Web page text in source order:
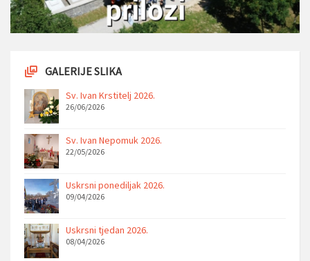
GALERIJE SLIKA
Sv. Ivan Krstitelj 2026.
26/06/2026
Sv. Ivan Nepomuk 2026.
22/05/2026
Uskrsni ponediljak 2026.
09/04/2026
Uskrsni tjedan 2026.
08/04/2026